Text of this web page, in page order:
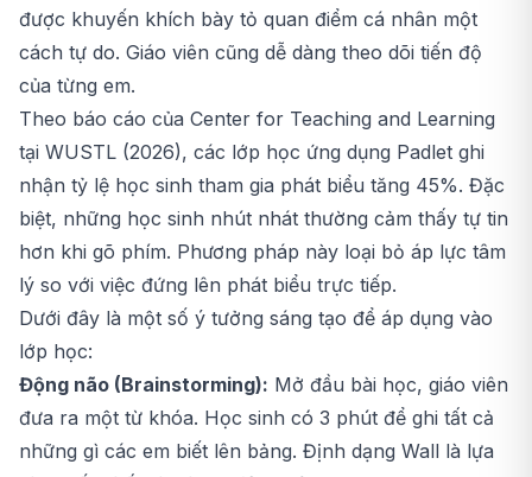
được khuyến khích bày tỏ quan điểm cá nhân một
cách tự do. Giáo viên cũng dễ dàng theo dõi tiến độ
của từng em.
Theo báo cáo của Center for Teaching and Learning
tại WUSTL (2026), các lớp học ứng dụng Padlet ghi
nhận tỷ lệ học sinh tham gia phát biểu tăng 45%. Đặc
biệt, những học sinh nhút nhát thường cảm thấy tự tin
hơn khi gõ phím. Phương pháp này loại bỏ áp lực tâm
lý so với việc đứng lên phát biểu trực tiếp.
Dưới đây là một số ý tưởng sáng tạo để áp dụng vào
lớp học:
Động não (Brainstorming): Mở đầu bài học, giáo viên
đưa ra một từ khóa. Học sinh có 3 phút để ghi tất cả
những gì các em biết lên bảng. Định dạng Wall là lựa